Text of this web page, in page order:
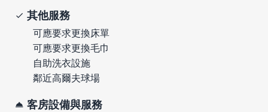
其他服務
可應要求更換床單
可應要求更換毛巾
自助洗衣設施
鄰近高爾夫球場
客房設備與服務